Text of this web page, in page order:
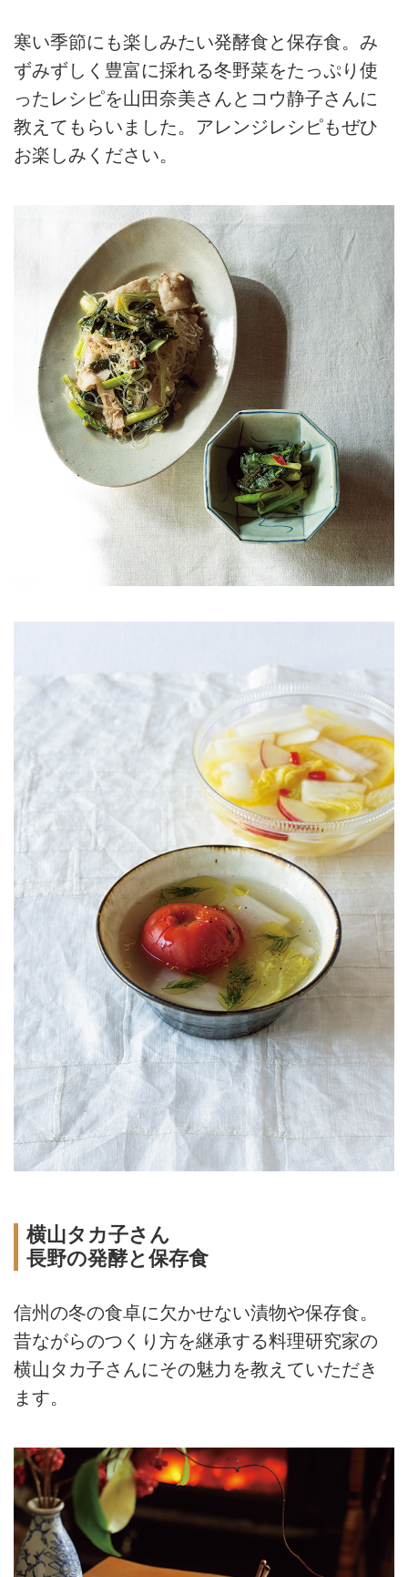
寒い季節にも楽しみたい発酵食と保存食。み
ずみずしく豊富に採れる冬野菜をたっぷり使
ったレシピを山田奈美さんとコウ静子さんに
教えてもらいました。アレンジレシピもぜひ
お楽しみください。
横山タカ子さん
長野の発酵と保存食
信州の冬の食卓に欠かせない漬物や保存食。
昔ながらのつくり方を継承する料理研究家の
横山タカ子さんにその魅力を教えていただき
ます。